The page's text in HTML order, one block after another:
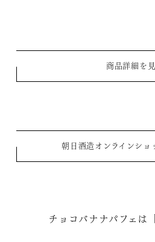
商品詳細を
朝日酒造オンラインショ
チョコバナナパフェは